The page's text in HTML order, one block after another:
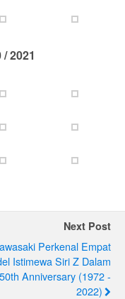
2021
Next Post
Perkenal Empat
Istimewa Siri Z Dalam
Anniversary (1972 -
2022)